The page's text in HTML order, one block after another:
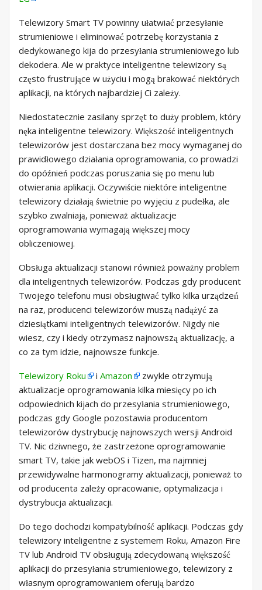
Telewizory Smart TV powinny ułatwiać przesyłanie
strumieniowe i eliminować potrzebę korzystania z
dedykowanego kija do przesyłania strumieniowego lub
dekodera. Ale w praktyce inteligentne telewizory są
często frustrujące w użyciu i mogą brakować niektórych
aplikacji, na których najbardziej Ci zależy.
Niedostatecznie zasilany sprzęt to duży problem, który
nęka inteligentne telewizory. Większość inteligentnych
telewizorów jest dostarczana bez mocy wymaganej do
prawidłowego działania oprogramowania, co prowadzi
do opóźnień podczas poruszania się po menu lub
otwierania aplikacji. Oczywiście niektóre inteligentne
telewizory działają świetnie po wyjęciu z pudełka, ale
szybko zwalniają, ponieważ aktualizacje
oprogramowania wymagają większej mocy
obliczeniowej.
Obsługa aktualizacji stanowi również poważny problem
dla inteligentnych telewizorów. Podczas gdy producent
Twojego telefonu musi obsługiwać tylko kilka urządzeń
na raz, producenci telewizorów muszą nadążyć za
dziesiątkami inteligentnych telewizorów. Nigdy nie
wiesz, czy i kiedy otrzymasz najnowszą aktualizację, a
co za tym idzie, najnowsze funkcje.
Telewizory Roku i Amazon
zwykle otrzymują
aktualizacje oprogramowania kilka miesięcy po ich
odpowiednich kijach do przesyłania strumieniowego,
podczas gdy Google pozostawia producentom
telewizorów dystrybucję najnowszych wersji Android
TV. Nic dziwnego, że zastrzeżone oprogramowanie
smart TV, takie jak webOS i Tizen, ma najmniej
przewidywalne harmonogramy aktualizacji, ponieważ to
od producenta zależy opracowanie, optymalizacja i
dystrybucja aktualizacji.
Do tego dochodzi kompatybilność aplikacji. Podczas gdy
telewizory inteligentne z systemem Roku, Amazon Fire
TV lub Android TV obsługują zdecydowaną większość
aplikacji do przesyłania strumieniowego, telewizory z
własnym oprogramowaniem oferują bardzo